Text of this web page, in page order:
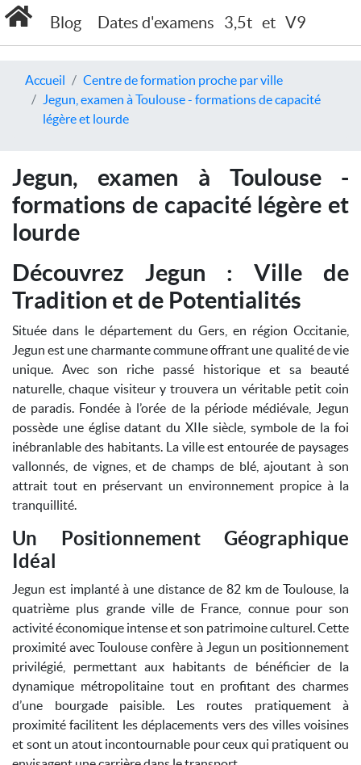
Blog Dates d'examens 3,5t et V9
Accueil
Centre de formation proche par ville
Jegun, examen à Toulouse - formations de capacité
légère et lourde
Jegun, examen à Toulouse -
formations de capacité légère et
lourde
Découvrez Jegun : Ville de
Tradition et de Potentialités
Située dans le département du Gers, en région Occitanie,
Jegun est une charmante commune offrant une qualité de vie
unique. Avec son riche passé historique et sa beauté
naturelle, chaque visiteur y trouvera un véritable petit coin
de paradis. Fondée à l’orée de la période médiévale, Jegun
possède une église datant du XIIe siècle, symbole de la foi
inébranlable des habitants. La ville est entourée de paysages
vallonnés, de vignes, et de champs de blé, ajoutant à son
attrait tout en préservant un environnement propice à la
tranquillité.
Un Positionnement Géographique
Idéal
Jegun est implanté à une distance de 82 km de Toulouse, la
quatrième plus grande ville de France, connue pour son
activité économique intense et son patrimoine culturel. Cette
proximité avec Toulouse confère à Jegun un positionnement
privilégié, permettant aux habitants de bénéficier de la
dynamique métropolitaine tout en profitant des charmes
d’une bourgade paisible. Les routes pratiquement à
proximité facilitent les déplacements vers des villes voisines
et sont un atout incontournable pour ceux qui pratiquent ou